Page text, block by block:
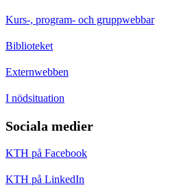
Kurs-, program- och gruppwebbar
Biblioteket
Externwebben
I nödsituation
Sociala medier
KTH på Facebook
KTH på LinkedIn